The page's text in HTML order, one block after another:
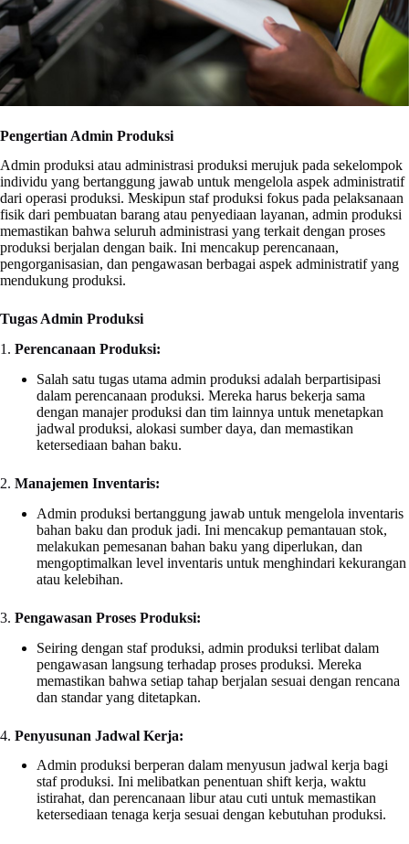
Pengertian Admin Produksi
Admin produksi atau administrasi produksi merujuk pada sekelompok
individu yang bertanggung jawab untuk mengelola aspek administratif
dari operasi produksi. Meskipun staf produksi fokus pada pelaksanaan
fisik dari pembuatan barang atau penyediaan layanan, admin produksi
memastikan bahwa seluruh administrasi yang terkait dengan proses
produksi berjalan dengan baik. Ini mencakup perencanaan,
pengorganisasian, dan pengawasan berbagai aspek administratif yang
mendukung produksi.
Tugas Admin Produksi
1. Perencanaan Produksi:
Salah satu tugas utama admin produksi adalah berpartisipasi
dalam perencanaan produksi. Mereka harus bekerja sama
dengan manajer produksi dan tim lainnya untuk menetapkan
jadwal produksi, alokasi sumber daya, dan memastikan
ketersediaan bahan baku.
2. Manajemen Inventaris:
Admin produksi bertanggung jawab untuk mengelola inventaris
bahan baku dan produk jadi. Ini mencakup pemantauan stok,
melakukan pemesanan bahan baku yang diperlukan, dan
mengoptimalkan level inventaris untuk menghindari kekurangan
atau kelebihan.
3. Pengawasan Proses Produksi:
Seiring dengan staf produksi, admin produksi terlibat dalam
pengawasan langsung terhadap proses produksi. Mereka
memastikan bahwa setiap tahap berjalan sesuai dengan rencana
dan standar yang ditetapkan.
4. Penyusunan Jadwal Kerja:
Admin produksi berperan dalam menyusun jadwal kerja bagi
staf produksi. Ini melibatkan penentuan shift kerja, waktu
istirahat, dan perencanaan libur atau cuti untuk memastikan
ketersediaan tenaga kerja sesuai dengan kebutuhan produksi.